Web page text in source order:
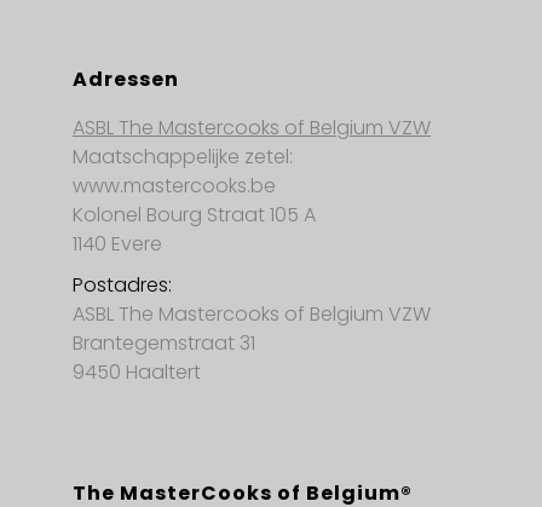
Adressen
ASBL The Mastercooks of Belgium VZW
Maatschappelijke zetel:
www.mastercooks.be
Kolonel Bourg Straat 105 A
1140 Evere
Postadres:
ASBL The Mastercooks of Belgium VZW
Brantegemstraat 31
9450 Haaltert
The MasterCooks of Belgium®